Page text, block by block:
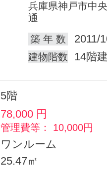
兵庫県神戸市中
通
築 年 数
2011/
建物階数 14階
5階
78,000 円
管理費等： 10,000円
ワンルーム
25.47㎡